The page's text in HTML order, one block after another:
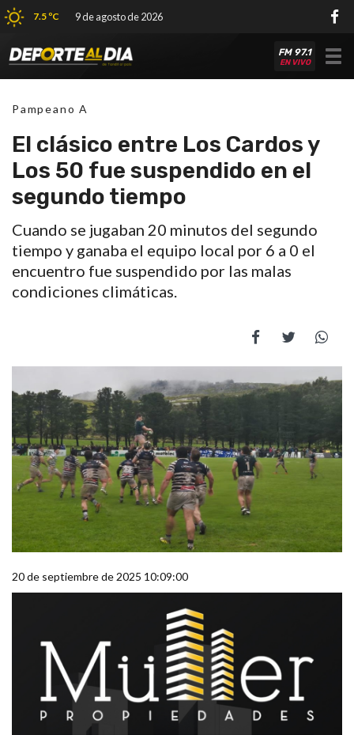
7.5 ºC 9 de agosto de 2026
FM 97.1
EN VIVO
Pampeano A
El clásico entre Los Cardos y
Los 50 fue suspendido en el
segundo tiempo
Cuando se jugaban 20 minutos del segundo
tiempo y ganaba el equipo local por 6 a 0 el
encuentro fue suspendido por las malas
condiciones climáticas.
20 de septiembre de 2025 10:09:00